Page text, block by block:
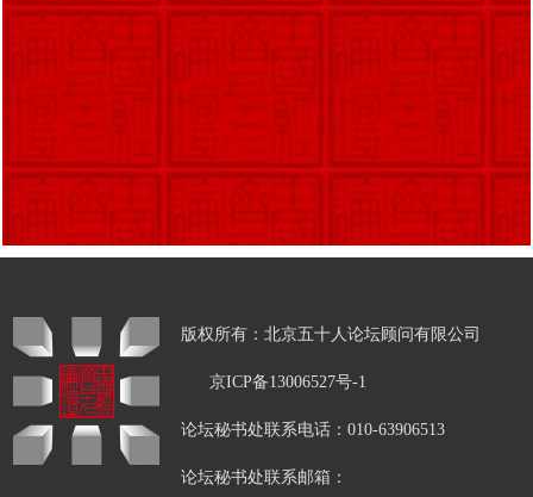
版权所有：北京五十人论坛顾问有限公司
京ICP备13006527号-1
论坛秘书处联系电话：010-63906513
论坛秘书处联系邮箱：